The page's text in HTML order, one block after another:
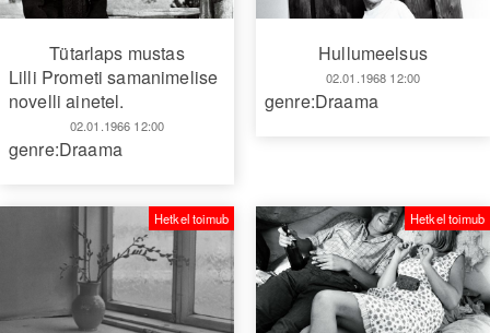
Tütarlaps mustas
Lilli Prometi samanimelise
novelli ainetel.
02.01.1966 12:00
genre:Draama
Hullumeelsus
02.01.1968 12:00
genre:Draama
Hetkel toimub Hetkel toimub